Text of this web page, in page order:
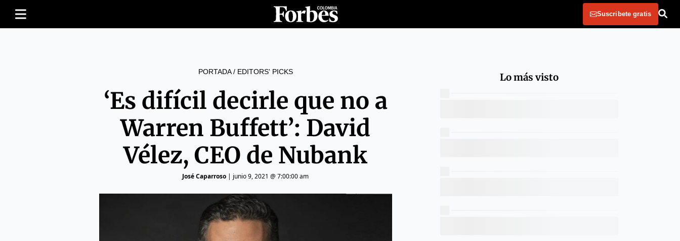
Suscribete gratis
PORTADA/ EDITORS' PICKS
‘Es difícil decirle que no a
Warren Buffett’: David
Vélez, CEO de Nubank
José Caparroso | junio 9, 2021 @ 7:00:00 am
Lo más visto